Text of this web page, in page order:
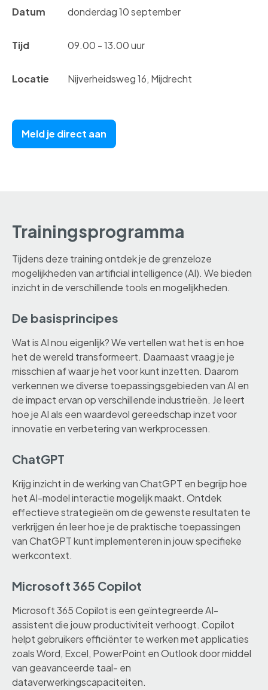
Datum donderdag 10 september
Tijd 09.00 - 13.00 uur
Locatie Nijverheidsweg 16, Mijdrecht
Meld je direct aan
Trainingsprogramma
Tijdens deze training ontdek je de grenzeloze
mogelijkheden van artificial intelligence (AI). We bieden
inzicht in de verschillende tools en mogelijkheden.
De basisprincipes
Wat is AI nou eigenlijk? We vertellen wat het is en hoe
het de wereld transformeert. Daarnaast vraag je je
misschien af waar je het voor kunt inzetten. Daarom
verkennen we diverse toepassingsgebieden van AI en
de impact ervan op verschillende industrieën. Je leert
hoe je AI als een waardevol gereedschap inzet voor
innovatie en verbetering van werkprocessen.
ChatGPT
Krijg inzicht in de werking van ChatGPT en begrijp hoe
het AI-model interactie mogelijk maakt. Ontdek
effectieve strategieën om de gewenste resultaten te
verkrijgen én leer hoe je de praktische toepassingen
van ChatGPT kunt implementeren in jouw specifieke
werkcontext.
Microsoft 365 Copilot
Microsoft 365 Copilot is een geïntegreerde AI-
assistent die jouw productiviteit verhoogt. Copilot
helpt gebruikers efficiënter te werken met applicaties
zoals Word, Excel, PowerPoint en Outlook door middel
van geavanceerde taal- en
dataverwerkingscapaciteiten.